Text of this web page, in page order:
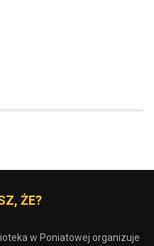
ŻE?
w Poniatowej organizuje